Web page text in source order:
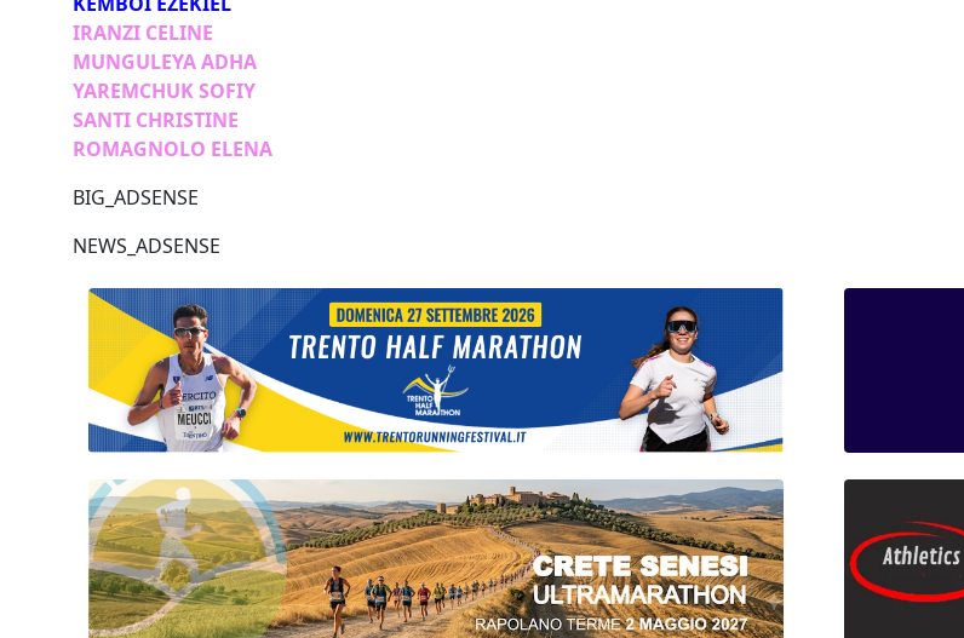
IRANZI CELINE
MUNGULEYA ADHA
YAREMCHUK SOFIY
SANTI CHRISTINE
ROMAGNOLO ELENA
BIG_ADSENSE
NEWS_ADSENSE